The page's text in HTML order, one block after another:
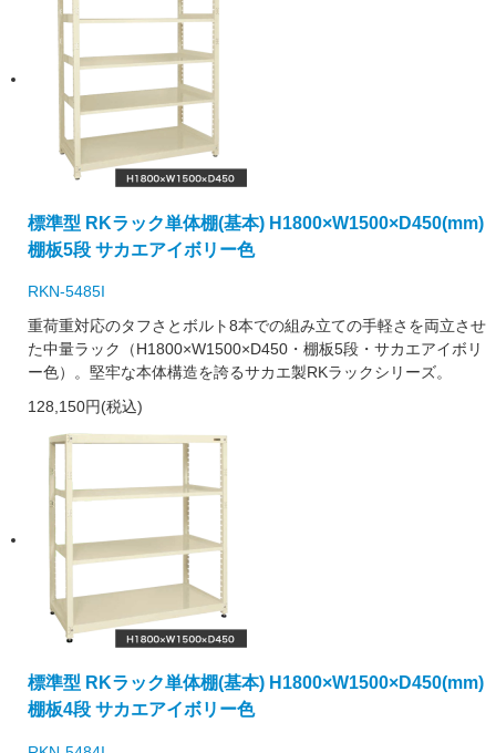
標準型 RKラック単体棚(基本) H1800×W1500×D450(mm)
棚板5段 サカエアイボリー色
RKN-5485I
重荷重対応のタフさとボルト8本での組み立ての手軽さを両立させ
た中量ラック（H1800×W1500×D450・棚板5段・サカエアイボリ
ー色）。堅牢な本体構造を誇るサカエ製RKラックシリーズ。
128,150円(税込)
標準型 RKラック単体棚(基本) H1800×W1500×D450(mm)
棚板4段 サカエアイボリー色